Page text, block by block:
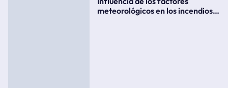
meteorológicos en los incendios